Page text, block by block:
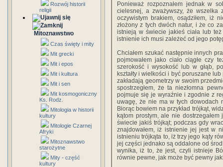
Rozwój historii
religii
Mitoznawstwo
Czas święty i mity
Mit grecki
Mit i epos
Mit i kultura
Mit i sen
Mit kosmogoniczny
Ks. Rodz.
Mitologia w historii
kultury
Mitologie Czarnej
Afryki
Mitoznawstwo
starożytne
Mity - część
kultury
Ponieważ rozpoznałem jednak w
cielesnej, a zważywszy, że wszelka
oczywistym brakiem, osądziłem, iż
złożony z tych dwóch natur, i że co
istnieją w świecie jakieś ciała lub też
istnienie ich musi zależeć od jego
Chciałem szukać następnie innych
pojmowałem jako ciało ciągłe czy
szerokość i wysokość lub w głąb,
kształty i wielkości i być poruszane
zakładają geometrzy w swoim
spostrzegłem, że ta niezłomna
pojmuje się je wyraźnie i zgodnie z
uwagę, że nie ma w tych dowodach
Biorąc bowiem na przykład trójkąt,
kątom prostym, ale nie
świecie jakiś trójkąt; podczas gdy
znajdowałem, iż istnienie jej jest w
istnieniu trójkąta to, iż trzy jego kąty
jej części jednako są oddalone od
wynika, iż to, że jest, czyli istnieje
równie pewne, jak może być pewny